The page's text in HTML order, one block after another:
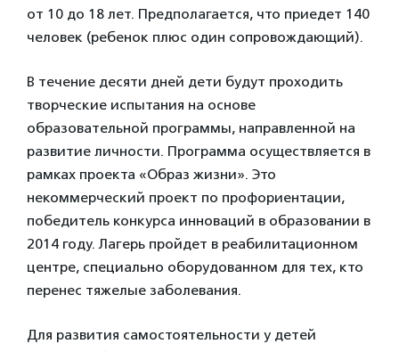
от 10 до 18 лет. Предполагается, что приедет 140
человек (ребенок плюс один сопровождающий).
В течение десяти дней дети будут проходить
творческие испытания на основе
образовательной программы, направленной на
развитие личности. Программа осуществляется в
рамках проекта «Образ жизни». Это
некоммерческий проект по профориентации,
победитель конкурса инноваций в образовании в
2014 году. Лагерь пройдет в реабилитационном
центре, специально оборудованном для тех, кто
перенес тяжелые заболевания.
Для развития самостоятельности у детей